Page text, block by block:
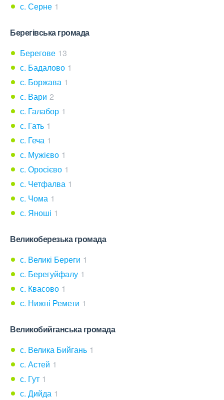
с. Серне 1
Берегівська громада
Берегове 13
с. Бадалово 1
с. Боржава 1
с. Вари 2
с. Галабор 1
с. Гать 1
с. Геча 1
с. Мужієво 1
с. Оросієво 1
с. Четфалва 1
с. Чома 1
с. Яноші 1
Великоберезька громада
с. Великі Береги 1
с. Берегуйфалу 1
с. Квасово 1
с. Нижні Ремети 1
Великобийганська громада
с. Велика Бийгань 1
с. Астей 1
с. Гут 1
с. Дийда 1